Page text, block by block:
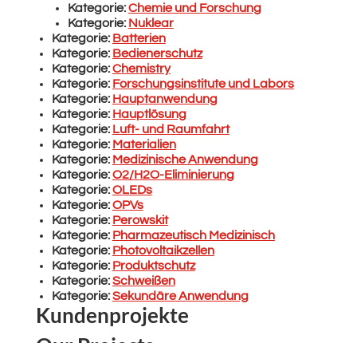
Kategorie:Chemie und Forschung
Kategorie: Nuklear
Kategorie: Batterien
Kategorie: Bedienerschutz
Kategorie:Chemistry
Kategorie: Forschungsinstitute und Labors
Kategorie: Hauptanwendung
Kategorie: Hauptlösung
Kategorie: Luft- und Raumfahrt
Kategorie: Materialien
Kategorie: Medizinische Anwendung
Kategorie:O2/H2O-Eliminierung
Kategorie:OLEDs
Kategorie:OPVs
Kategorie: Perowskit
Kategorie: Pharmazeutisch Medizinisch
Kategorie: Photovoltaikzellen
Kategorie: Produktschutz
Kategorie:Schweißen
Kategorie:Sekundäre Anwendung
Kundenprojekte